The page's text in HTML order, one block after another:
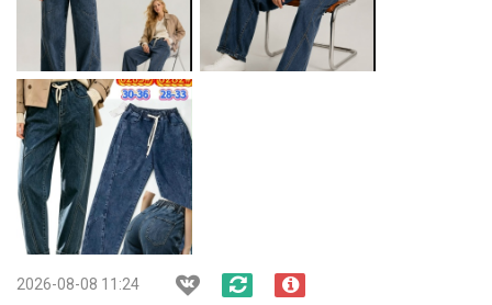
2026-08-08 11:24